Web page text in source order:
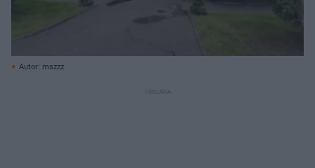
Autor: mszzz